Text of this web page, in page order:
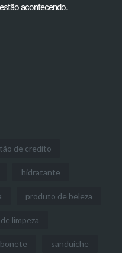
acontecendo.
de credito
hidratante
produto de beleza
limpeza
sanduiche